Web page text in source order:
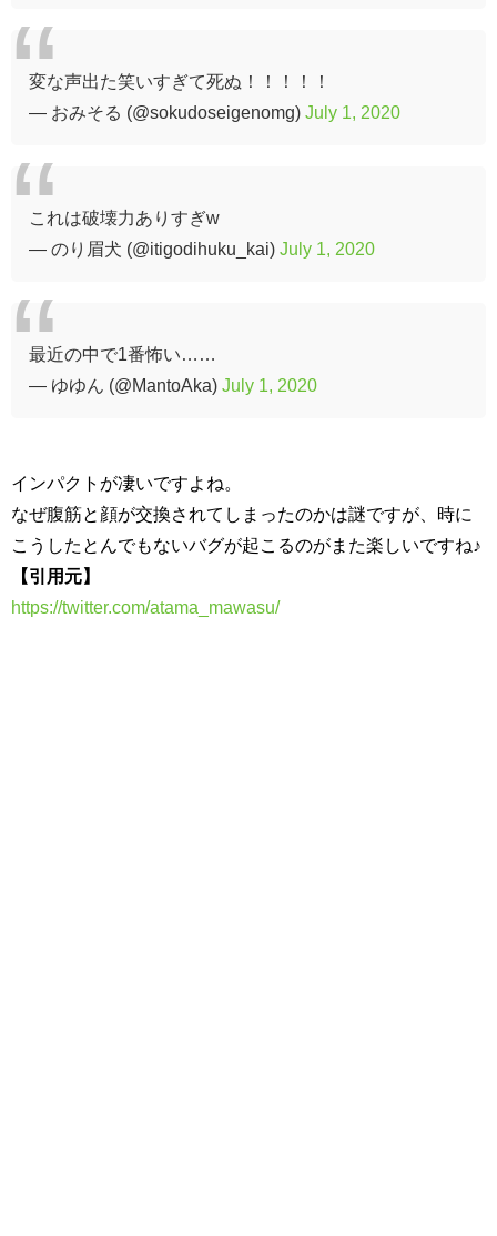
変な声出た笑いすぎて死ぬ！！！！！
— おみそる (@sokudoseigenomg) July 1, 2020
これは破壊力ありすぎw
— のり眉犬 (@itigodihuku_kai) July 1, 2020
最近の中で1番怖い……
— ゆゆん (@MantoAka) July 1, 2020
インパクトが凄いですよね。
なぜ腹筋と顔が交換されてしまったのかは謎ですが、時に
こうしたとんでもないバグが起こるのがまた楽しいですね♪
【引用元】
https://twitter.com/atama_mawasu/